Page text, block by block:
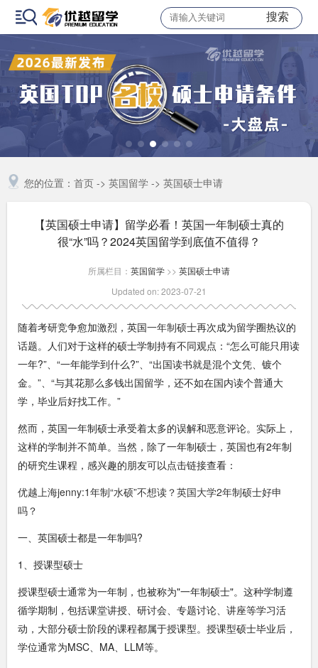
搜索
您的位置： 首页-> 英国留学-> 英国硕士申请
【英国硕士申请】留学必看！英国一年制硕士真的
很“水”吗？2024英国留学到底值不值得？
所属栏目： 英国留学 >> 英国硕士申请
Updated on: 2023-07-21
随着考研竞争愈加激烈，英国一年制硕士再次成为留学圈热议的
话题。人们对于这样的硕士学制持有不同观点：“怎么可能只用读
一年?”、“一年能学到什么?”、“出国读书就是混个文凭、镀个
金。”、“与其花那么多钱出国留学，还不如在国内读个普通大
学，毕业后好找工作。”
然而，英国一年制硕士承受着太多的误解和恶意评论。实际上，
这样的学制并不简单。当然，除了一年制硕士，英国也有2年制
的研究生课程，感兴趣的朋友可以点击链接查看：
优越上海jenny:1年制“水硕”不想读？英国大学2年制硕士好申
吗？
一、英国硕士都是一年制吗?
1、授课型硕士
授课型硕士通常为一年制，也被称为"一年制硕士"。这种学制遵
循学期制，包括课堂讲授、研讨会、专题讨论、讲座等学习活
动，大部分硕士阶段的课程都属于授课型。授课型硕士毕业后，
学位通常为MSC、MA、LLM等。